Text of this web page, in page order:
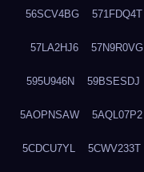
56SCV4BG 571FDQ4T
57LA2HJ6 57N9R0VG
595U946N 59BSESDJ
5AOPNSAW 5AQL07P2
5CDCU7YL 5CWV233T